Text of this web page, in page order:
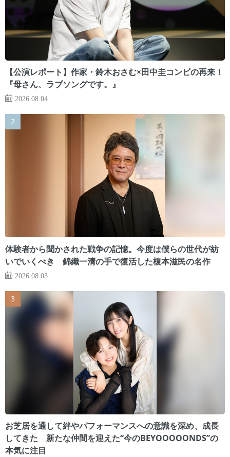
【公演レポート】作家・鈴木おさむ×田中圭コンビの再来！
『母さん、ラブソングです。』
2026.08.04
体験者から聞かされた戦争の記憶。今度は僕らの世代が紡
いでいくべき 錦織一清の手で復活した榎本滋民の名作
2026.08.03
お芝居を通して絆やパフォーマンスへの意識を深め、成長
してきた 新たな仲間を迎えた“今のBEYOOOOONDS”の
本気に注目